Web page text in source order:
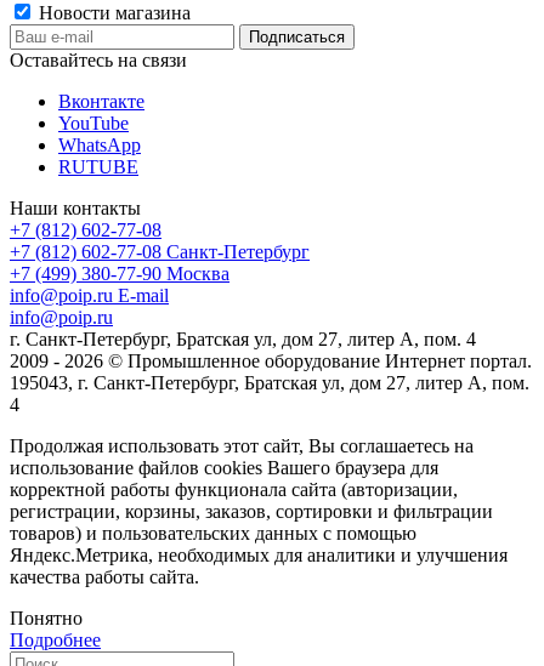
Новости магазина
Оставайтесь на связи
Вконтакте
YouTube
WhatsApp
RUTUBE
Наши контакты
+7 (812) 602-77-08
+7 (812) 602-77-08 Санкт-Петербург
+7 (499) 380-77-90 Москва
info@poip.ru E-mail
info@poip.ru
г. Санкт-Петербург, Братская ул, дом 27, литер А, пом. 4
2009 - 2026 © Промышленное оборудование Интернет портал.
195043, г. Санкт-Петербург, Братская ул, дом 27, литер А, пом.
4
Продолжая использовать этот сайт, Вы соглашаетесь на
использование файлов cookies Вашего браузера для
корректной работы функционала сайта (авторизации,
регистрации, корзины, заказов, сортировки и фильтрации
товаров) и пользовательских данных с помощью
Яндекс.Метрика, необходимых для аналитики и улучшения
качества работы сайта.
Понятно
Подробнее